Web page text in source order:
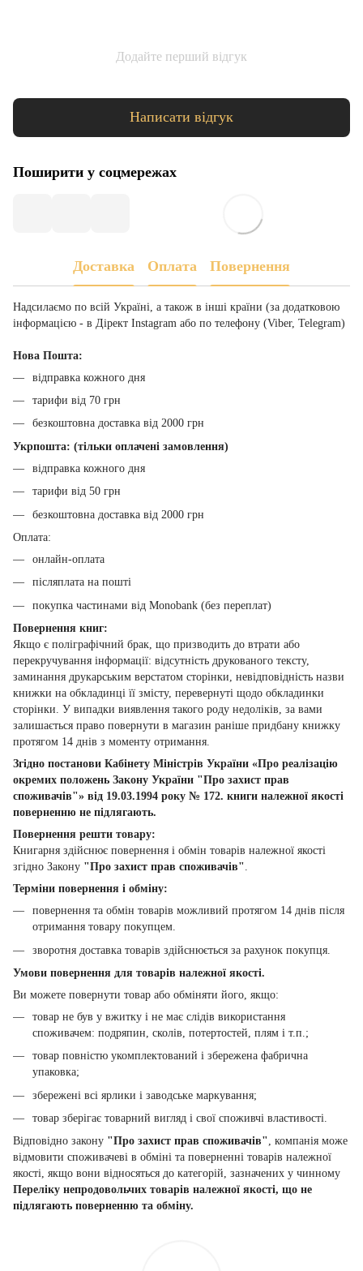
Додайте перший відгук
Написати відгук
Поширити у соцмережах
Доставка Оплата Повернення
Надсилаємо по всій Україні, а також в інші країни (за додатковою
інформацією - в Дірект Instagram або по телефону (Viber, Telegram)
Нова Пошта:
відправка кожного дня
тарифи від 70 грн
безкоштовна доставка від 2000 грн
Укрпошта: (тільки оплачені замовлення)
відправка кожного дня
тарифи від 50 грн
безкоштовна доставка від 2000 грн
Оплата:
онлайн-оплата
післяплата на пошті
покупка частинами від Monobank (без переплат)
Повернення книг:
Якщо є поліграфічний брак, що призводить до втрати або
перекручування інформації: відсутність друкованого тексту,
заминання друкарським верстатом сторінки, невідповідність назви
книжки на обкладинці її змісту, перевернуті щодо обкладинки
сторінки. У випадки виявлення такого роду недоліків, за вами
залишається право повернути в магазин раніше придбану книжку
протягом 14 днів з моменту отримання.
Згідно постанови Кабінету Міністрів України «Про реалізацію
окремих положень Закону України "Про захист прав
споживачів"» від 19.03.1994 року № 172. книги належної якості
поверненню не підлягають.
Повернення решти товару:
Книгарня здійснює повернення і обмін товарів належної якості
згідно Закону "Про захист прав споживачів".
Терміни повернення і обміну:
повернення та обмін товарів можливий протягом 14 днів після
отримання товару покупцем.
зворотня доставка товарів здійснюється за рахунок покупця.
Умови повернення для товарів належної якості.
Ви можете повернути товар або обміняти його, якщо:
товар не був у вжитку і не має слідів використання
споживачем: подряпин, сколів, потертостей, плям і т.п.;
товар повністю укомплектований і збережена фабрична
упаковка;
збережені всі ярлики і заводське маркування;
товар зберігає товарний вигляд і свої споживчі властивості.
Відповідно закону "Про захист прав споживачів", компанія може
відмовити споживачеві в обміні та поверненні товарів належної
якості, якщо вони відносяться до категорій, зазначених у чинному
Переліку непродовольчих товарів належної якості, що не
підлягають поверненню та обміну.